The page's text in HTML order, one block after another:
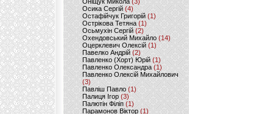
Осика Сергій(4)
Остафійчук Григорій(1)
Острікова Тетяна (1)
Осьмухін Сергій (2)
Охендовський Михайло (14)
Оцерклевич Олексій (1)
Павелко Андрій (2)
Павленко (Хорт) Юрій (1)
Павленко Олександра (1)
Павленко Олексій Михайлович
(3)
Павліш Павло(1)
Палиця Ігор (3)
Палютін Філіп(1)
Парамонов Віктор (1)